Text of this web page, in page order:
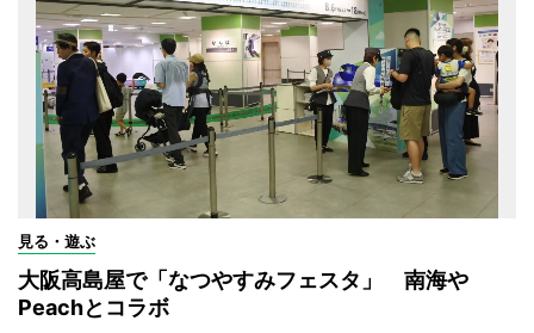
見る・遊ぶ
大阪高島屋で「なつやすみフェスタ」 南海や
Peachとコラボ